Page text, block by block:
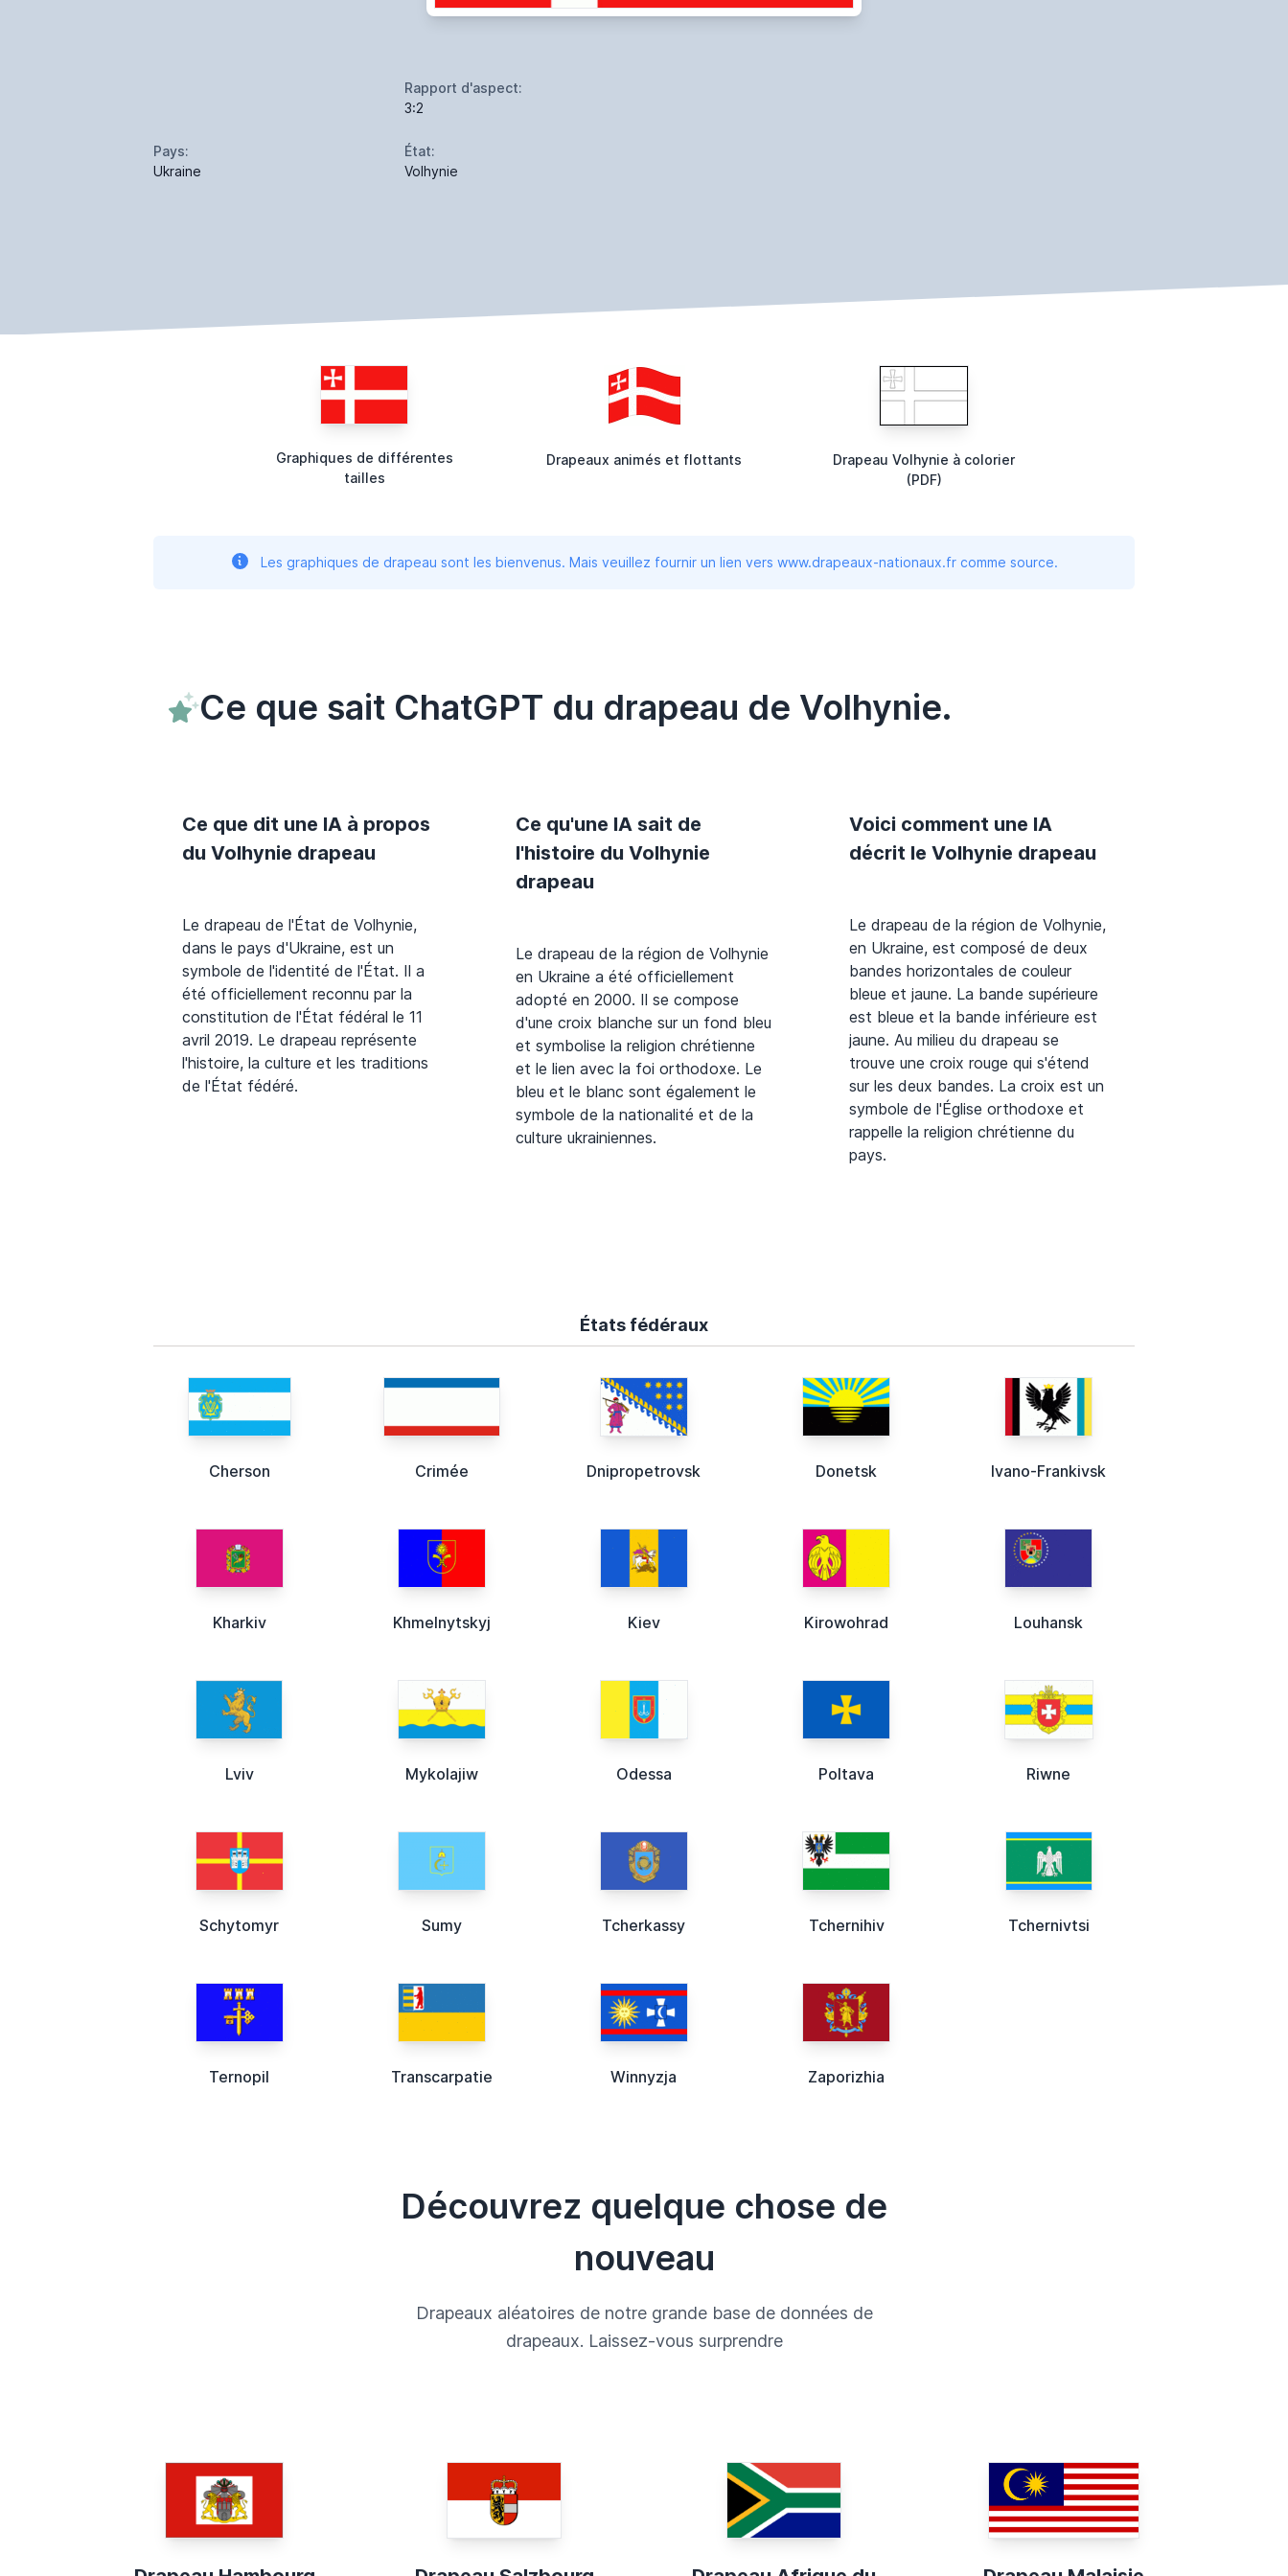
Rapport d'aspect:
3:2
Pays:
Ukraine
État:
Volhynie
Graphiques de différentes
tailles
Drapeaux animés et flottants
Drapeau Volhynie à colorier
(PDF)
Les graphiques de drapeau sont les bienvenus. Mais veuillez fournir un lien vers www.drapeaux-nationaux.fr comme source.
Ce que sait ChatGPT du drapeau de Volhynie.
Ce que dit une IA à propos
du Volhynie drapeau
Le drapeau de l'État de Volhynie,
dans le pays d'Ukraine, est un
symbole de l'identité de l'État. Il a
été officiellement reconnu par la
constitution de l'État fédéral le 11
avril 2019. Le drapeau représente
l'histoire, la culture et les traditions
de l'État fédéré.
Ce qu'une IA sait de
l'histoire du Volhynie
drapeau
Le drapeau de la région de Volhynie
en Ukraine a été officiellement
adopté en 2000. Il se compose
d'une croix blanche sur un fond bleu
et symbolise la religion chrétienne
et le lien avec la foi orthodoxe. Le
bleu et le blanc sont également le
symbole de la nationalité et de la
culture ukrainiennes.
Voici comment une IA
décrit le Volhynie drapeau
Le drapeau de la région de Volhynie,
en Ukraine, est composé de deux
bandes horizontales de couleur
bleue et jaune. La bande supérieure
est bleue et la bande inférieure est
jaune. Au milieu du drapeau se
trouve une croix rouge qui s'étend
sur les deux bandes. La croix est un
symbole de l'Église orthodoxe et
rappelle la religion chrétienne du
pays.
États fédéraux
Cherson Crimée Dnipropetrovsk Donetsk Ivano-Frankivsk
Kharkiv Khmelnytskyj Kiev Kirowohrad Louhansk
Lviv Mykolajiw Odessa Poltava Riwne
Schytomyr Sumy Tcherkassy Tchernihiv Tchernivtsi
Ternopil Transcarpatie Winnyzja Zaporizhia
Découvrez quelque chose de
nouveau
Drapeaux aléatoires de notre grande base de données de
drapeaux. Laissez-vous surprendre